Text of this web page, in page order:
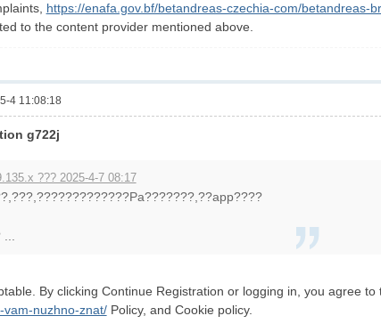
https://enafa.gov.bf/betandreas-czechia-com/betandreas-
to the content provider mentioned above.
4 11:08:18
g722j
??? 2025-4-7 08:17
By clicking Continue Registration or logging in, you agree to
nuzhno-znat/Policy, and Cookie policy.